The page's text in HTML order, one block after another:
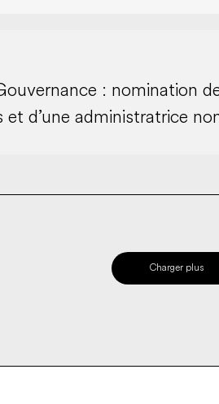
: nomination
d’une administratrice
Charger plus